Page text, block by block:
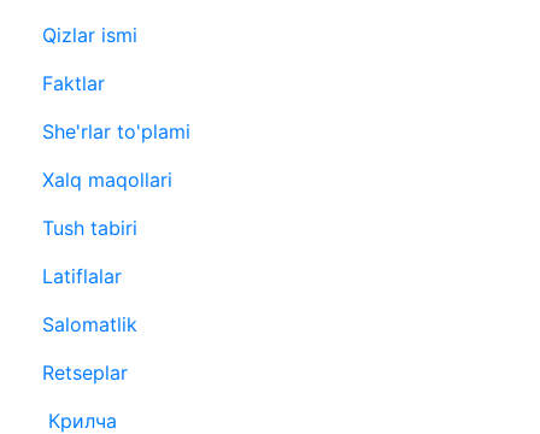
Qizlar ismi
Faktlar
She'rlar to'plami
Xalq maqollari
Tush tabiri
Latiflalar
Salomatlik
Retseplar
Крилча